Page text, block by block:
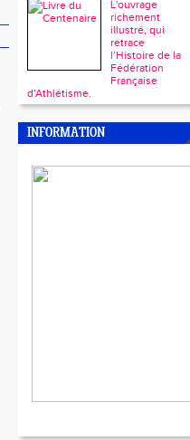
L'ouvrage
richement
illustré, qui
retrace
l’Histoire de la
Fédération
Française
d'Athlétisme.
INFORMATION